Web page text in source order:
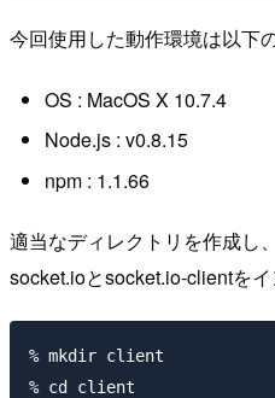
今回使用した動作環境は以下
OS : MacOS X 10.7.4
Node.js : v0.8.15
npm : 1.1.66
適当なディレクトリを作成し
socket.ioとsocket.io-clientをイ
% mkdir client
% cd client